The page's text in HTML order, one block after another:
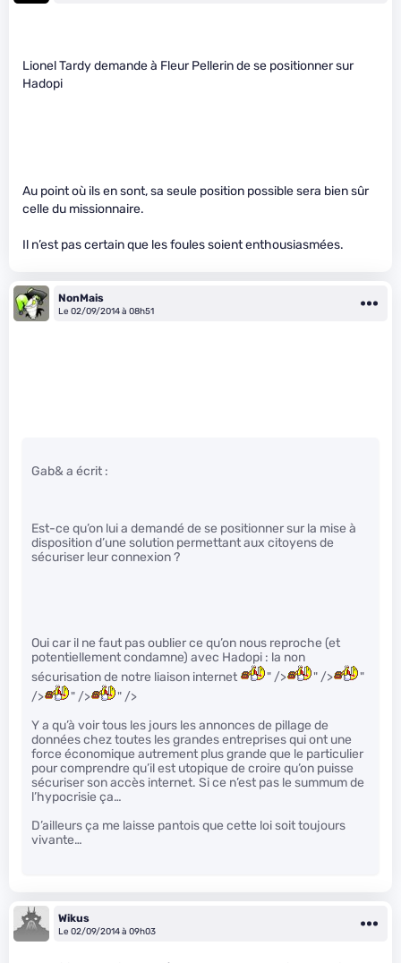
Lionel Tardy demande à Fleur Pellerin de se positionner sur
Hadopi
Au point où ils en sont, sa seule position possible sera bien sûr
celle du missionnaire.
Il n’est pas certain que les foules soient enthousiasmées.
NonMais
Le 02/09/2014 à 08h51
Gab& a écrit :
Est-ce qu’on lui a demandé de se positionner sur la mise à
disposition d’une solution permettant aux citoyens de
sécuriser leur connexion ?
Oui car il ne faut pas oublier ce qu’on nous reproche (et
potentiellement condamne) avec Hadopi : la non
sécurisation de notre liaison internet
" /> " />
"
/>
" />
" />
Y a qu’à voir tous les jours les annonces de pillage de
données chez toutes les grandes entreprises qui ont une
force économique autrement plus grande que le particulier
pour comprendre qu’il est utopique de croire qu’on puisse
sécuriser son accès internet. Si ce n’est pas le summum de
l’hypocrisie ça…
D’ailleurs ça me laisse pantois que cette loi soit toujours
vivante…
Wikus
Le 02/09/2014 à 09h03